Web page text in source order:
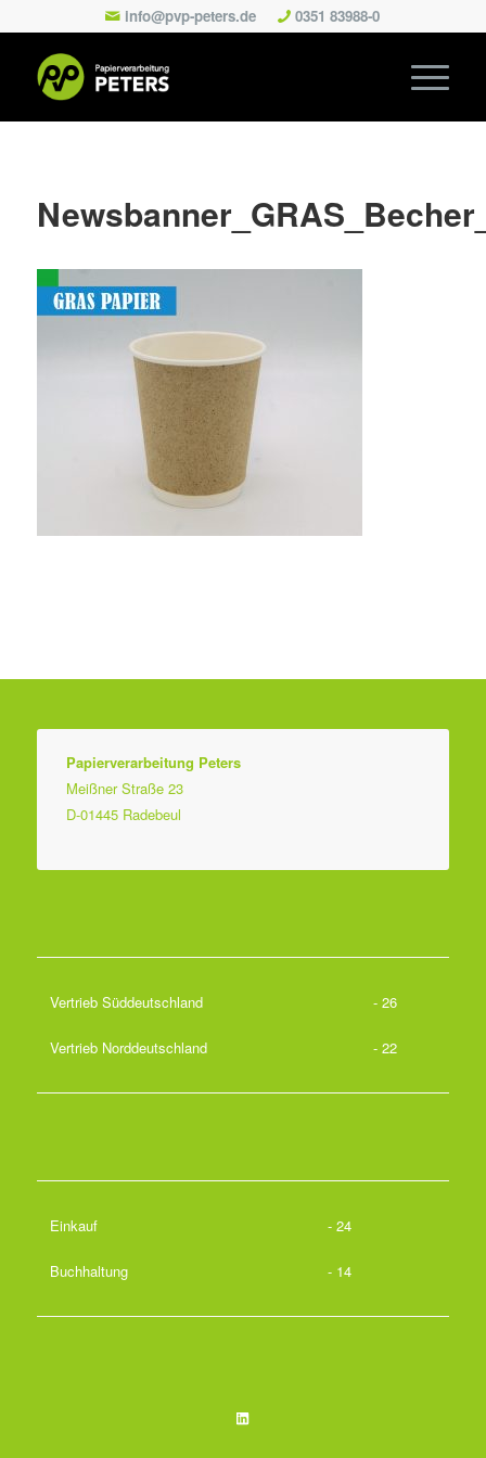
info@pvp-peters.de 0351 83988-0
Papierverarbeitung Peters
Meißner Straße 23
D-01445 Radebeul
Vertrieb Süddeutschland - 26
Vertrieb Norddeutschland - 22
Einkauf - 24
Buchhaltung - 14
LinkedIn